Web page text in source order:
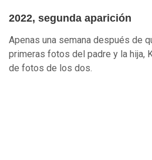
2022, segunda aparición
Apenas una semana después de
primeras fotos del padre y la hija,
de fotos de los dos.